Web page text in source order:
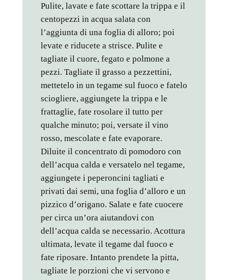
Pulite, lavate e fate scottare la trippa e il
centopezzi in acqua salata con
l’aggiunta di una foglia di alloro; poi
levate e riducete a strisce. Pulite e
tagliate il cuore, fegato e polmone a
pezzi. Tagliate il grasso a pezzettini,
mettetelo in un tegame sul fuoco e fatelo
sciogliere, aggiungete la trippa e le
frattaglie, fate rosolare il tutto per
qualche minuto; poi, versate il vino
rosso, mescolate e fate evaporare.
Diluite il concentrato di pomodoro con
dell’acqua calda e versatelo nel tegame,
aggiungete i peperoncini tagliati e
privati dai semi, una foglia d’alloro e un
pizzico d’origano. Salate e fate cuocere
per circa un’ora aiutandovi con
dell’acqua calda se necessario. Acottura
ultimata, levate il tegame dal fuoco e
fate riposare. Intanto prendete la pitta,
tagliate le porzioni che vi servono e